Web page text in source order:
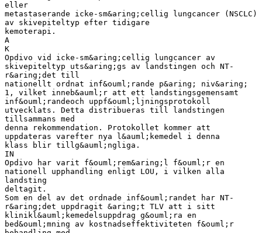
eller
metastaserande icke-sm&aring;cellig lungcancer (NSCLC)
av skivepiteltyp efter tidigare
kemoterapi.
A
K
Opdivo vid icke-sm&aring;cellig lungcancer av
skivepiteltyp uts&aring;gs av landstingen och NT-
r&aring;det till
nationellt ordnat inf&ouml;rande p&aring; niv&aring;
1, vilket inneb&auml;r att ett landstingsgemensamt
inf&ouml;randeoch uppf&ouml;ljningsprotokoll
utvecklats. Detta distribueras till landstingen
tillsammans med
denna rekommendation. Protokollet kommer att
uppdateras varefter nya l&auml;kemedel i denna
klass blir tillg&auml;ngliga.
IN
Opdivo har varit f&ouml;rem&aring;l f&ouml;r en
nationell upphandling enligt LOU, i vilken alla
landsting
deltagit.
Som en del av det ordnade inf&ouml;randet har NT-
r&aring;det uppdragit &aring;t TLV att i sitt
klinikl&auml;kemedelsuppdrag g&ouml;ra en
bed&ouml;mning av kostnadseffektiviteten f&ouml;r